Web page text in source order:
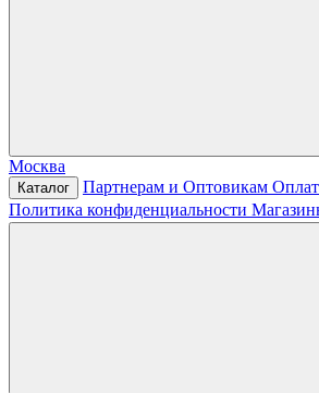
Москва
Каталог Партнерам и Оптовикам
Политика конфиденциальности